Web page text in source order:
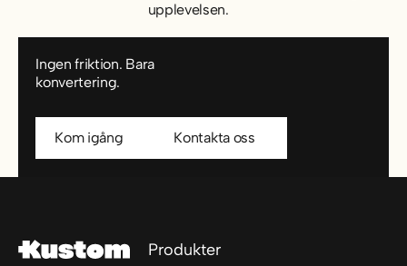
upplevelsen.
Ingen friktion. Bara
konvertering.
Kom igång Kontakta oss
Kontakta oss
Produkter